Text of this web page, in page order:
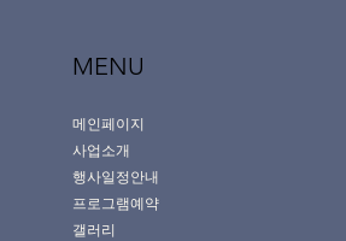
MENU
메인페이지
사업소개
행사일정안내
프로그램예약
갤러리